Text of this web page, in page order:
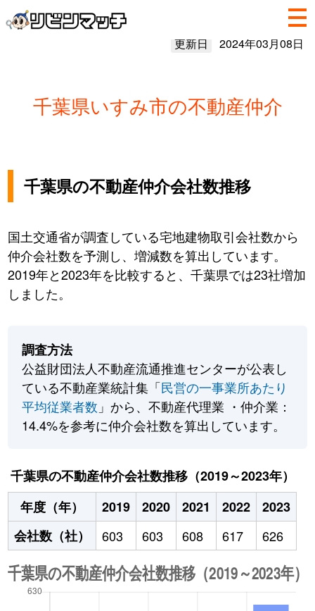
更新日 2024年03月08日
千葉県いすみ市の不動産仲介
千葉県の不動産仲介会社数推移
国土交通省が調査している宅地建物取引会社数から
仲介会社数を予測し、増減数を算出しています。
2019年と2023年を比較すると、千葉県では23社増加
しました。
調査方法
公益財団法人不動産流通推進センターが公表し
ている不動産業統計集「民営の一事業所あたり
平均従業者数 」から、不動産代理業 ・仲介業：
14.4%を参考に仲介会社数を算出しています。
千葉県の不動産仲介会社数推移（2019～2023年）
年度（年）
2019 2020 2021 2022
2023
会社数（社）
603 603 608 617 626